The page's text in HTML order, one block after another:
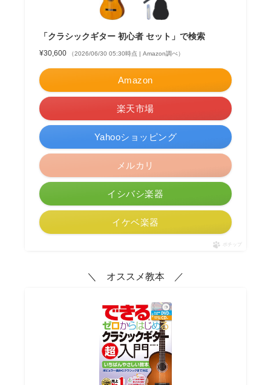
「クラシックギター 初心者 セット」で検索
¥30,600 （2026/06/30 05:30時点 | Amazon調べ）
Amazon
楽天市場
Yahooショッピング
メルカリ
イシバシ楽器
イケベ楽器
ポチップ
＼ オススメ教本 ／